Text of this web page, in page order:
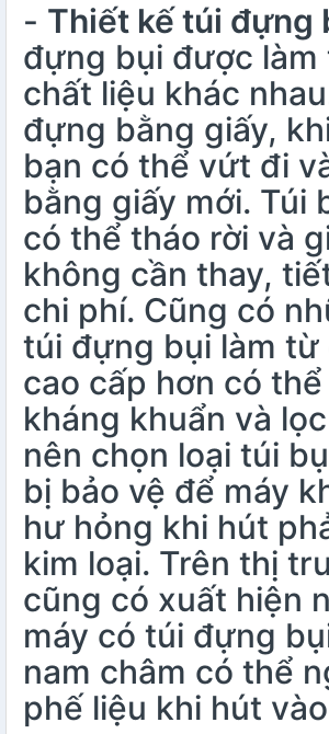
- Thiết kế túi đựng
đựng bụi được làm
chất liệu khác
đựng bằng giấy,
bạn có thể vứt đi
bằng giấy mới. Túi
có thể tháo rời và
không cần thay,
chi phí. Cũng có
túi đựng bụi làm từ
cao cấp hơn có
kháng khuẩn và
nên chọn loại túi
bị bảo vệ để máy
hư hỏng khi hút
kim loại. Trên thị
cũng có xuất hiện
máy có túi đựng
nam châm có thể
phế liệu khi hút